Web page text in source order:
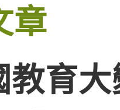
章
教育